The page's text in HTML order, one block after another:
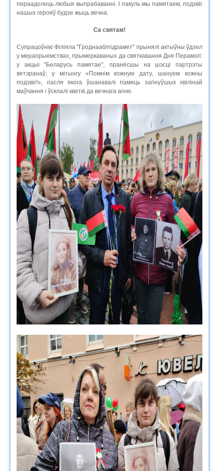
пераадолець любыя выпрабаванні. І пакуль мы памятаем, подзвіг
нашых герояў будзе жыць вечна.
Са святам!
Супрацоўнікі Філіяла "Гроднааблгідрамет" прынялі актыўны ўдзел
у мерапрыемствах, прымеркаваных да святкавання Дня Перамогі:
у акцыі "Беларусь памятае", пранёсшы на шэсці партрэты
ветэранаў; у мітынгу «Помнім кожную дату, шануем кожны
подзвіг!», пасля якога ўшанавалі памяць загінуўшых хвілінай
маўчання і ўсклалі кветкі да вечнага агню.